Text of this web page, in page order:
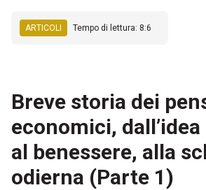
ARTICOLI Tempo di lettura: 8:6
Breve storia dei
economici,
al benessere, alla
odierna (Parte 1)